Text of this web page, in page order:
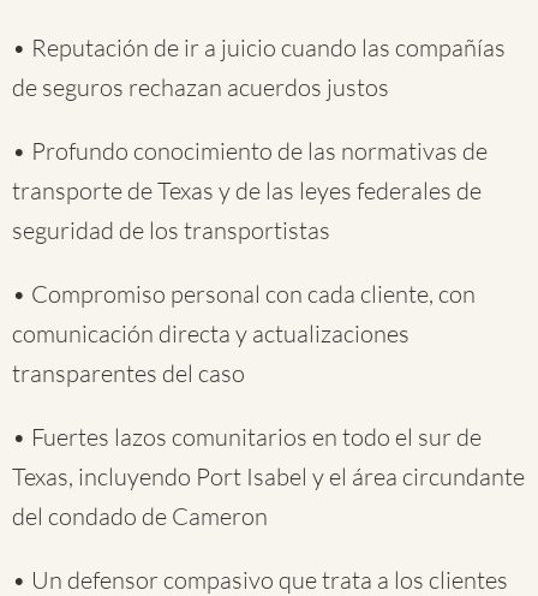
• Reputación de ir a juicio cuando las compañías
de seguros rechazan acuerdos justos
• Profundo conocimiento de las normativas de
transporte de Texas y de las leyes federales de
seguridad de los transportistas
• Compromiso personal con cada cliente, con
comunicación directa y actualizaciones
transparentes del caso
• Fuertes lazos comunitarios en todo el sur de
Texas, incluyendo Port Isabel y el área circundante
del condado de Cameron
• Un defensor compasivo que trata a los clientes